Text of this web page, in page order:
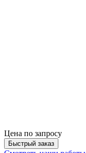
Цена по запросу
Быстрый заказ